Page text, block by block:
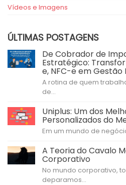
Vídeos e Imagens
ÚLTIMAS POSTAGENS
De Cobrador de
Estratégico:
e, NFC-e em
A rotina de quem
de...
Uniplus: Um dos
Personalizados do
Em um mundo de
A Teoria do Cavalo
Corporativo
No mundo corporativo,
deparamos...